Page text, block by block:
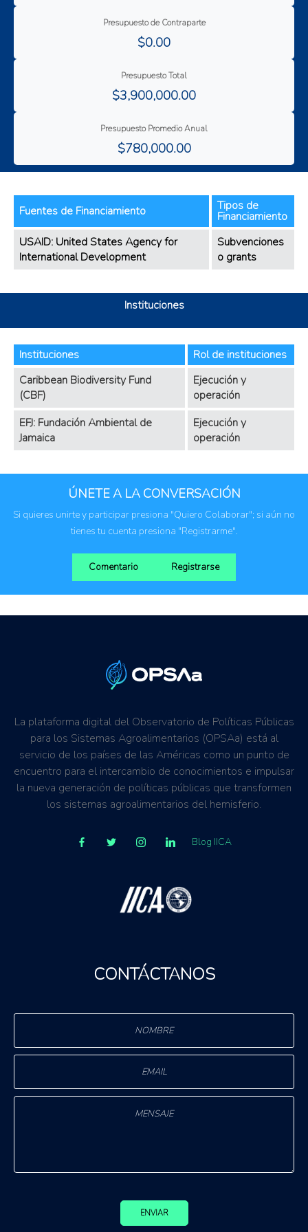
Presupuesto de Contraparte
$0.00
Presupuesto Total
$3,900,000.00
Presupuesto Promedio Anual
$780,000.00
Fuentes de Financiamiento Tipos de
Financiamiento
USAID: United States Agency for
International Development
Subvenciones
o grants
Instituciones
Instituciones
Rol de instituciones
Caribbean Biodiversity Fund
(CBF)
Ejecución y
operación
EFJ: Fundación Ambiental de
Jamaica
Ejecución y
operación
ÚNETE A LA CONVERSACIÓN
Si quieres unirte y participar presiona "Quiero Colaborar"; si aún no
tienes tu cuenta presiona "Registrarme".
Comentario Registrarse
La plataforma digital del Observatorio de Políticas Públicas
para los Sistemas Agroalimentarios (OPSAa) está al
servicio de los países de las Américas como un punto de
encuentro para el intercambio de conocimientos e impulsar
la nueva generación de políticas públicas que transformen
los sistemas agroalimentarios del hemisferio.
Blog IICA
CONTÁCTANOS
ENVIAR